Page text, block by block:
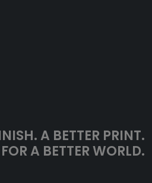
A BETTER PRINT.
FOR A BETTER WORLD.